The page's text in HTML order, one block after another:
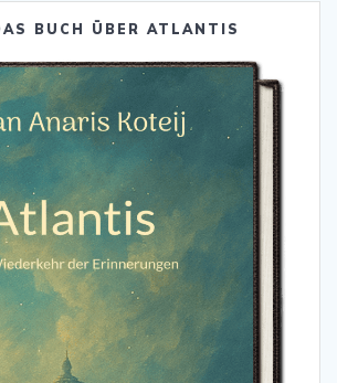
BUCH ÜBER ATLANTIS